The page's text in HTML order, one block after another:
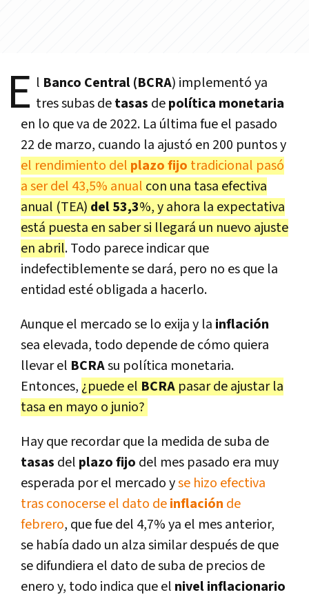
E l Banco Central (BCRA) implementó ya
tres subas detasas depolítica monetaria
en lo que va de 2022. La última fue el pasado
22 de marzo, cuando la ajustó en 200 puntos y
el rendimiento del plazo fijo tradicional pasó
a ser del 43,5% anual con una tasa efectiva
anual (TEA) del 53,3%,y ahora la expectativa
está puesta en saber si llegará un nuevo ajuste
en abril. Todo parece indicar que
indefectiblemente se dará, pero no es que la
entidad esté obligada a hacerlo.
Aunque el mercado se lo exija y la inflación
sea elevada, todo depende de cómo quiera
llevar el BCRAsu política monetaria.
Entonces, ¿puede el BCRA pasar de ajustar la
tasa en mayo o junio?
Hay que recordar que la medida de suba de
tasas del plazo fijo del mes pasado era muy
esperada por el mercado yse hizo efectiva
tras conocerse el dato deinflación de
febrero, que fue del 4,7% ya el mes anterior,
se había dado un alza similar después de que
se difundiera el dato de suba de precios de
enero y, todo indica que el nivel inflacionario